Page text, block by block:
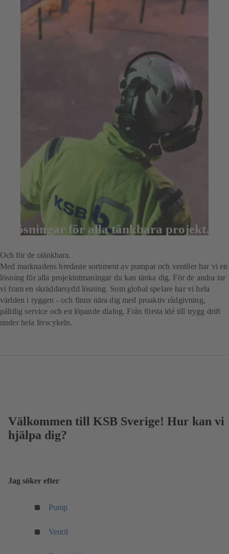
Lösningar för alla tänkbara projekt.
Och för de otänkbara.
Med marknadens bredaste sortiment av pumpar och ventiler har vi en
lösning för alla projektutmaningar du kan tänka dig. För de andra tar
vi fram en skräddarsydd lösning. Som global spelare har vi hela
världen i ryggen - och finns nära dig med proaktiv rådgivning,
pålitlig service och en löpande dialog. Från första idé till trygg drift
under hela livscykeln.
Välkommen till KSB Sverige! Hur kan vi
hjälpa dig?
Jag söker efter
Pump
Ventil